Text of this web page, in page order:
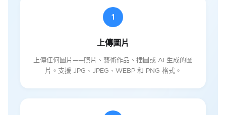
1
上傳圖片
上傳任何圖片——照片、藝術作品、插圖或 AI 生成的圖
片。支援 JPG、JPEG、WEBP 和 PNG 格式。